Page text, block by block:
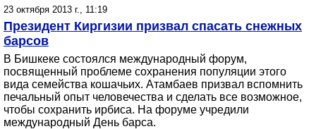
23 октября 2013 г., 11:19
Президент Киргизии призвал спасать снежных
барсов
В Бишкеке состоялся международный форум,
посвященный проблеме сохранения популяции этого
вида семейства кошачьих. Атамбаев призвал вспомнить
печальный опыт человечества и сделать все возможное,
чтобы сохранить ирбиса. На форуме учредили
международный День барса.